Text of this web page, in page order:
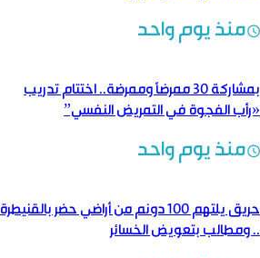
منذ يوم واحد
بمشاركة 30 ممرضاً وممرضة.. اختتام تدريب
«رأب الفجوة في التمريض النفسي”
منذ يوم واحد
حريق يلتهم 100 دونم من أراضي حضر بالقنيطرة
.. ومطالب بتعويض الخسائر